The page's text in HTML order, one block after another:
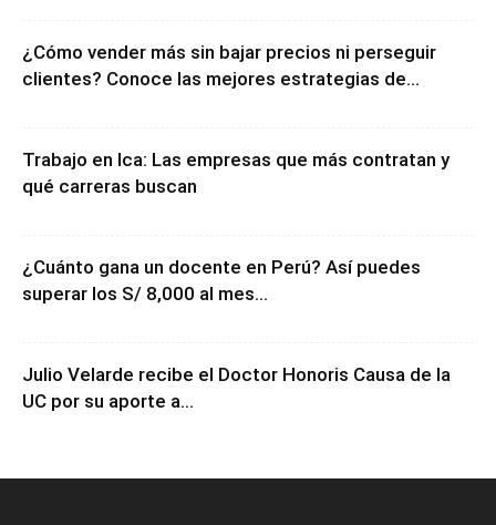
¿Cómo vender más sin bajar precios ni perseguir
clientes? Conoce las mejores estrategias de...
Trabajo en Ica: Las empresas que más contratan y
qué carreras buscan
¿Cuánto gana un docente en Perú? Así puedes
superar los S/ 8,000 al mes...
Julio Velarde recibe el Doctor Honoris Causa de la
UC por su aporte a...